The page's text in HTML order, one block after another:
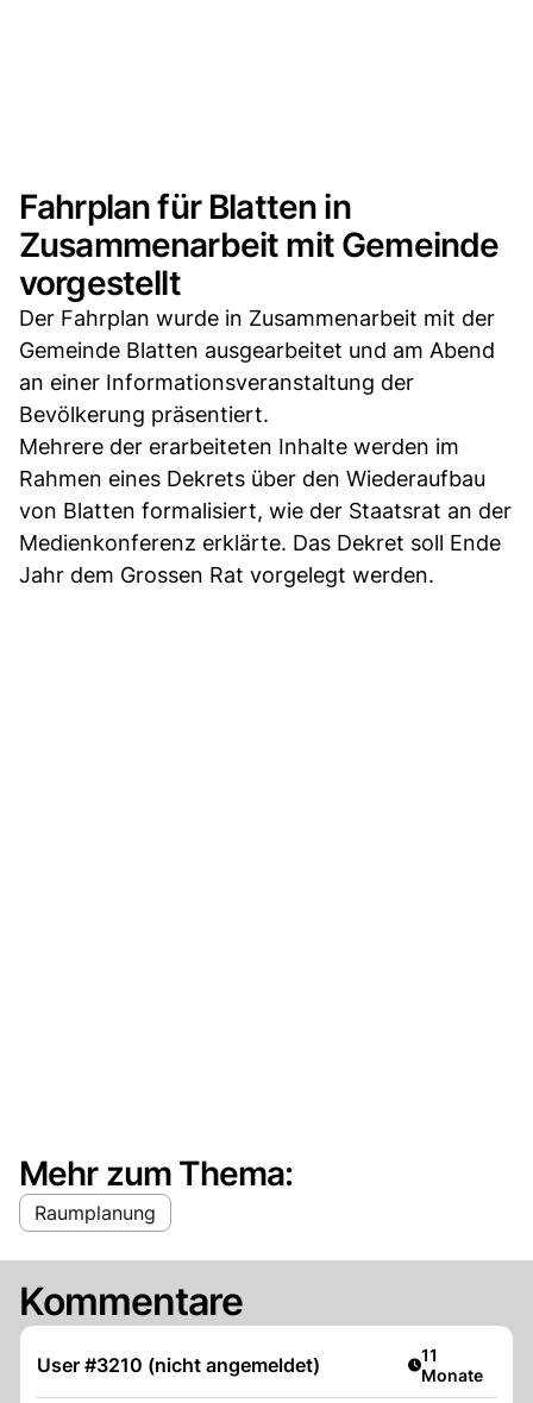
Fahrplan für Blatten in
Zusammenarbeit mit Gemeinde
vorgestellt
Der Fahrplan wurde in Zusammenarbeit mit der
Gemeinde Blatten ausgearbeitet und am Abend
an einer Informationsveranstaltung der
Bevölkerung präsentiert.
Mehrere der erarbeiteten Inhalte werden im
Rahmen eines Dekrets über den Wiederaufbau
von Blatten formalisiert, wie der Staatsrat an der
Medienkonferenz erklärte. Das Dekret soll Ende
Jahr dem Grossen Rat vorgelegt werden.
Mehr zum Thema:
Raumplanung
Kommentare
User #3210 (nicht angemeldet) Artikel
11
Monate